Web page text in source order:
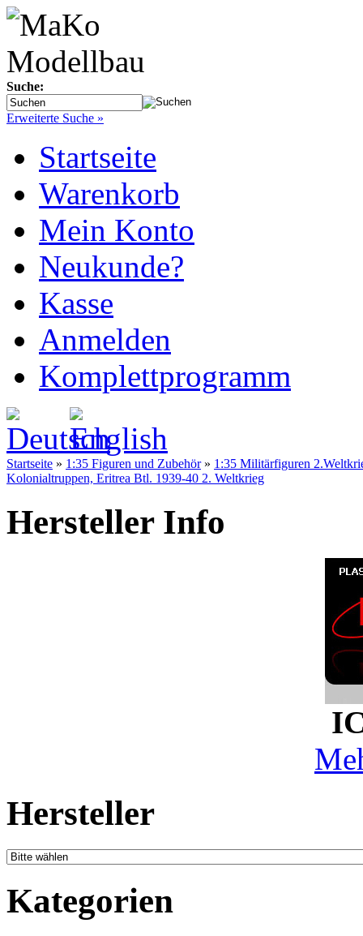
Suche:
Erweiterte Suche »
Startseite
Warenkorb
Mein Konto
Neukunde?
Kasse
Anmelden
Komplettprogramm
Startseite » 1:35 Figuren und Zubehör» 1:35 Militärfiguren
Kolonialtruppen, Eritrea Btl. 1939-40 2. Weltkrieg
Hersteller Info
Hersteller
Kategorien